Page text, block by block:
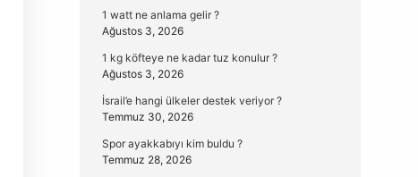
1 watt ne anlama gelir ?
Ağustos 3, 2026
1 kg köfteye ne kadar tuz konulur ?
Ağustos 3, 2026
İsrail’e hangi ülkeler destek veriyor ?
Temmuz 30, 2026
Spor ayakkabıyı kim buldu ?
Temmuz 28, 2026